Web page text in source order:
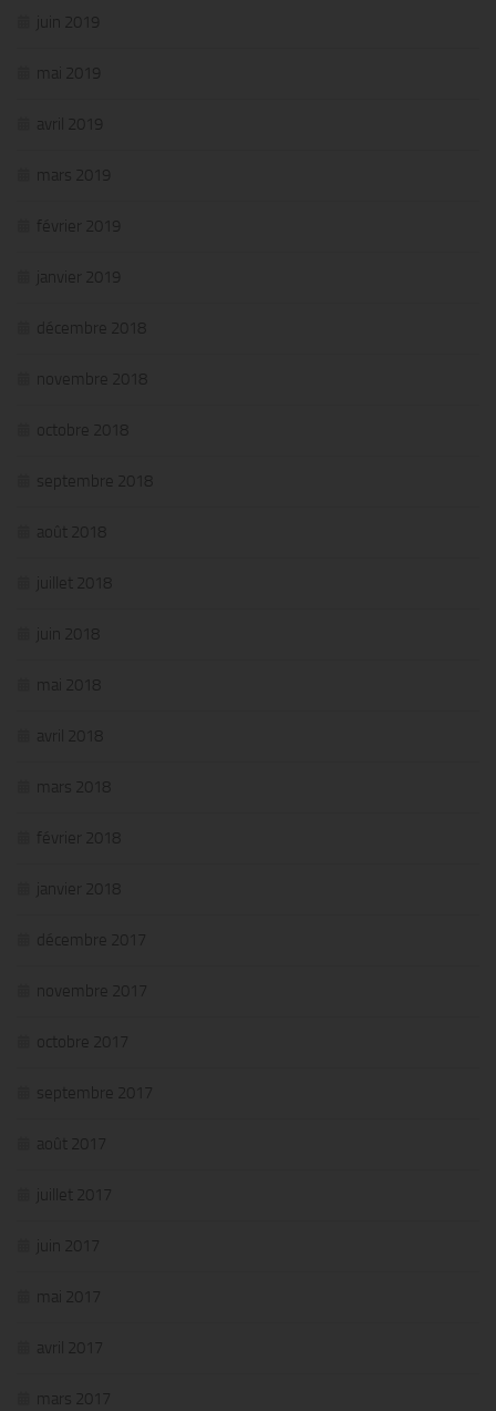
juin 2019
mai 2019
avril 2019
mars 2019
février 2019
janvier 2019
décembre 2018
novembre 2018
octobre 2018
septembre 2018
août 2018
juillet 2018
juin 2018
mai 2018
avril 2018
mars 2018
février 2018
janvier 2018
décembre 2017
novembre 2017
octobre 2017
septembre 2017
août 2017
juillet 2017
juin 2017
mai 2017
avril 2017
mars 2017